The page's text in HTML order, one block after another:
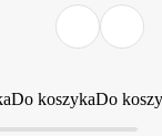
Do koszykaDo